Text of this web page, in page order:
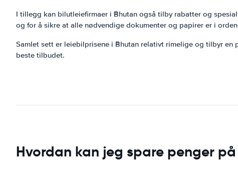
I tillegg kan bilutleiefirmaer i Bhutan også tilby rabatter og
og for å sikre at alle nødvendige dokumenter og papirer er i
Samlet sett er leiebilprisene i Bhutan relativt rimelige og tilbyr
beste tilbudet.
Hvordan kan jeg spare penger